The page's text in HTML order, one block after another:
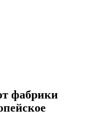
фабрики